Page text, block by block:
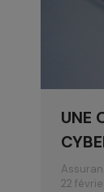
UNE
22